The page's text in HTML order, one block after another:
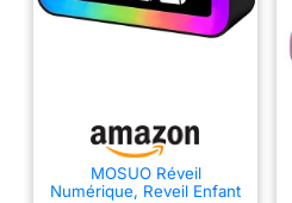
MOSUO Réveil
Numérique, Reveil Enfant